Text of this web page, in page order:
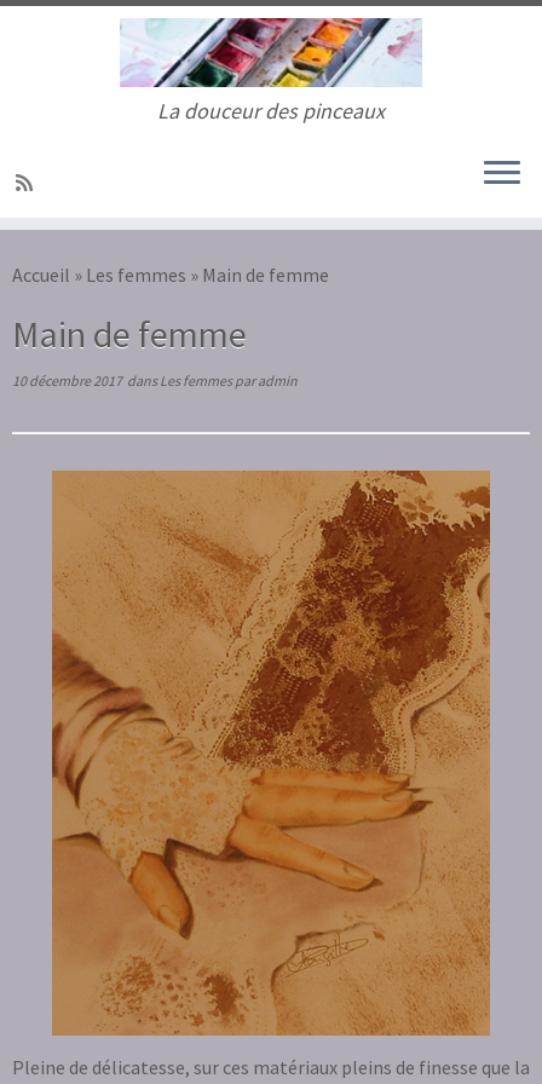
au
La douceur des pinceaux
Accueil » Les femmes » Main de femme
Main de femme
10 décembre 2017dansLes femmesparadmin
Pleine de délicatesse, sur ces matériaux pleins de finesse que la